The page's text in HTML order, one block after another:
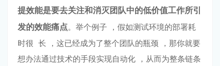
提效能是要去关注和消灭团队中的低价值⼯作所引
发的效能痛点。举个例⼦ ，假如测试环境的部署耗
时很 ⻓ ，这已经成为了整个团队的瓶颈 ，那你就要
想办法通过技术的⼿段实现⾃动化 ，从⽽为整条链条